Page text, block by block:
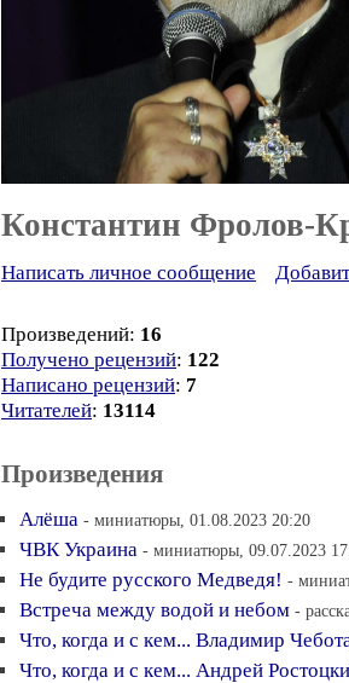
Константин Фролов-
Написать личное сообщение
Произведений: 16
Получено рецензий: 122
Написано рецензий: 7
Читателей: 13114
Произведения
Алёша - миниатюры, 01.08.2023 20:20
ЧВК Украина - миниатюры, 09.07.2023
Не будите русского Медведя! -
Встреча между водой и небом -
Что, когда и с кем... Владимир
Что, когда и с кем... Андрей